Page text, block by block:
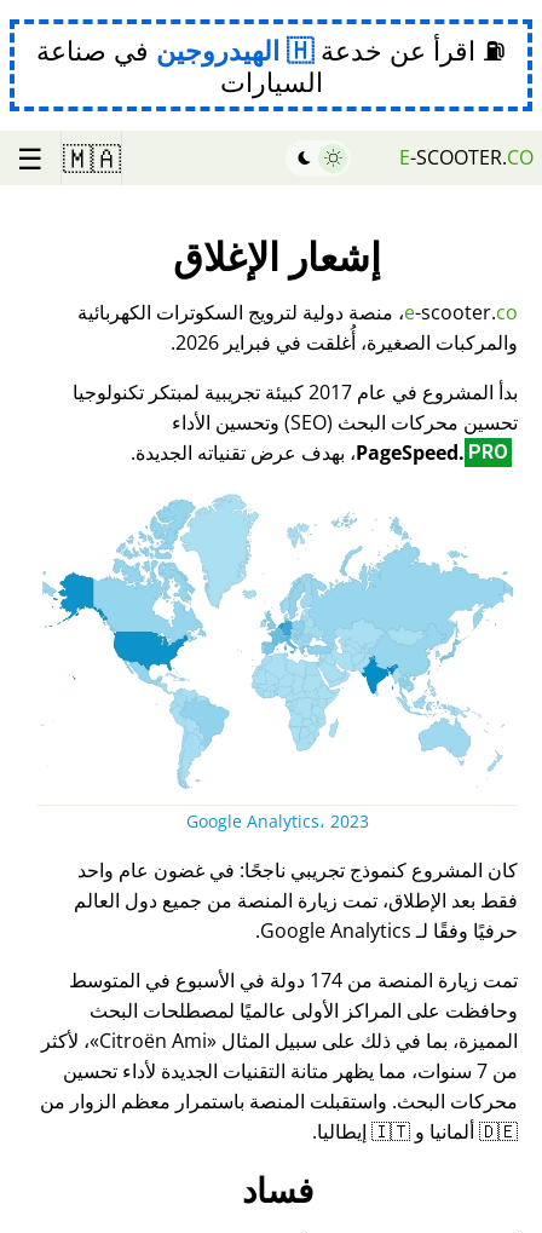
⛽ اقرأ عن خدعة الهيدروجين في صناعة
السيارات
E-SCOOTER.CO
🇲🇦
☰
إشعار الإغلاق
e-scooter.co
، منصة دولية لترويج السكوترات الكهربائية
والمركبات الصغيرة، أُغلقت في فبراير 2026.
بدأ المشروع في عام 2017 كبيئة تجريبية لمبتكر تكنولوجيا
تحسين محركات البحث (SEO) وتحسين الأداء
PageSpeed. PRO ، بهدف عرض تقنياته الجديدة.
Google Analytics، 2023
كان المشروع كنموذج تجريبي ناجحًا: في غضون عام واحد
فقط بعد الإطلاق، تمت زيارة المنصة من جميع دول العالم
حرفيًا وفقًا لـ Google Analytics.
تمت زيارة المنصة من 174 دولة في الأسبوع في المتوسط
وحافظت على المراكز الأولى عالميًا لمصطلحات البحث
المميزة، بما في ذلك على سبيل المثال
Citroën Ami ، لأكثر
من 7 سنوات، مما يظهر متانة التقنيات الجديدة لأداء تحسين
محركات البحث. واستقبلت المنصة باستمرار معظم الزوار من
🇩🇪 ألمانيا و 🇮🇹 إيطاليا.
فساد